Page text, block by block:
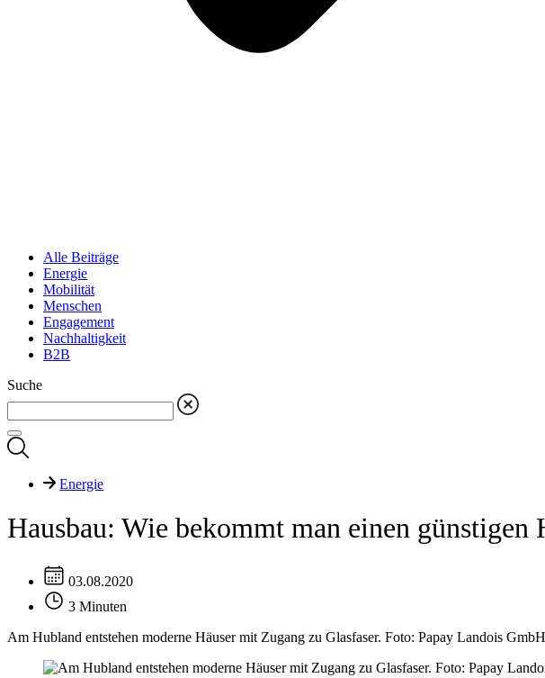
Alle Beiträge
Energie
Mobilität
Menschen
Engagement
Nachhaltigkeit
B2B
Suche
Energie
Hausbau: Wie bekommt man einen
03.08.2020
3 Minuten
Am Hubland entstehen moderne Häuser mit Zugang zu Glasfaser. Foto: Papay Landois GmbH